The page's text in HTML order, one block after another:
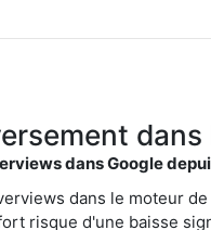
dans Google
dans le moteur
risque d'une baisse